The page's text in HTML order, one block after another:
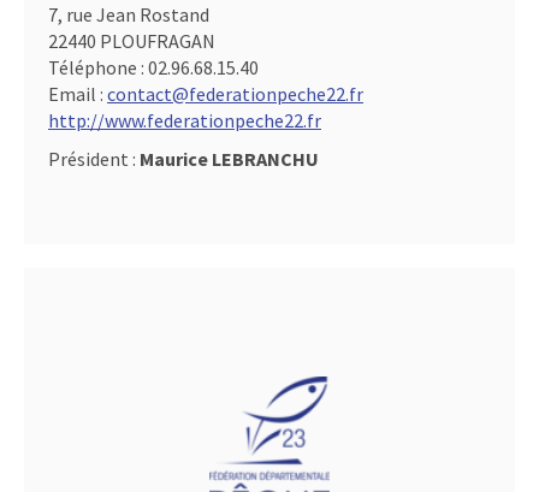
7, rue Jean Rostand
22440 PLOUFRAGAN
Téléphone : 02.96.68.15.40
Email : contact@federationpeche22.fr
http://www.federationpeche22.fr
Président : Maurice LEBRANCHU